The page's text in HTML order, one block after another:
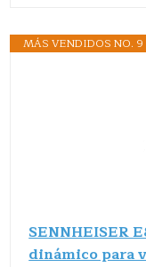
MÁS VENDIDOS NO. 9
SENNHEISER
dinámico para